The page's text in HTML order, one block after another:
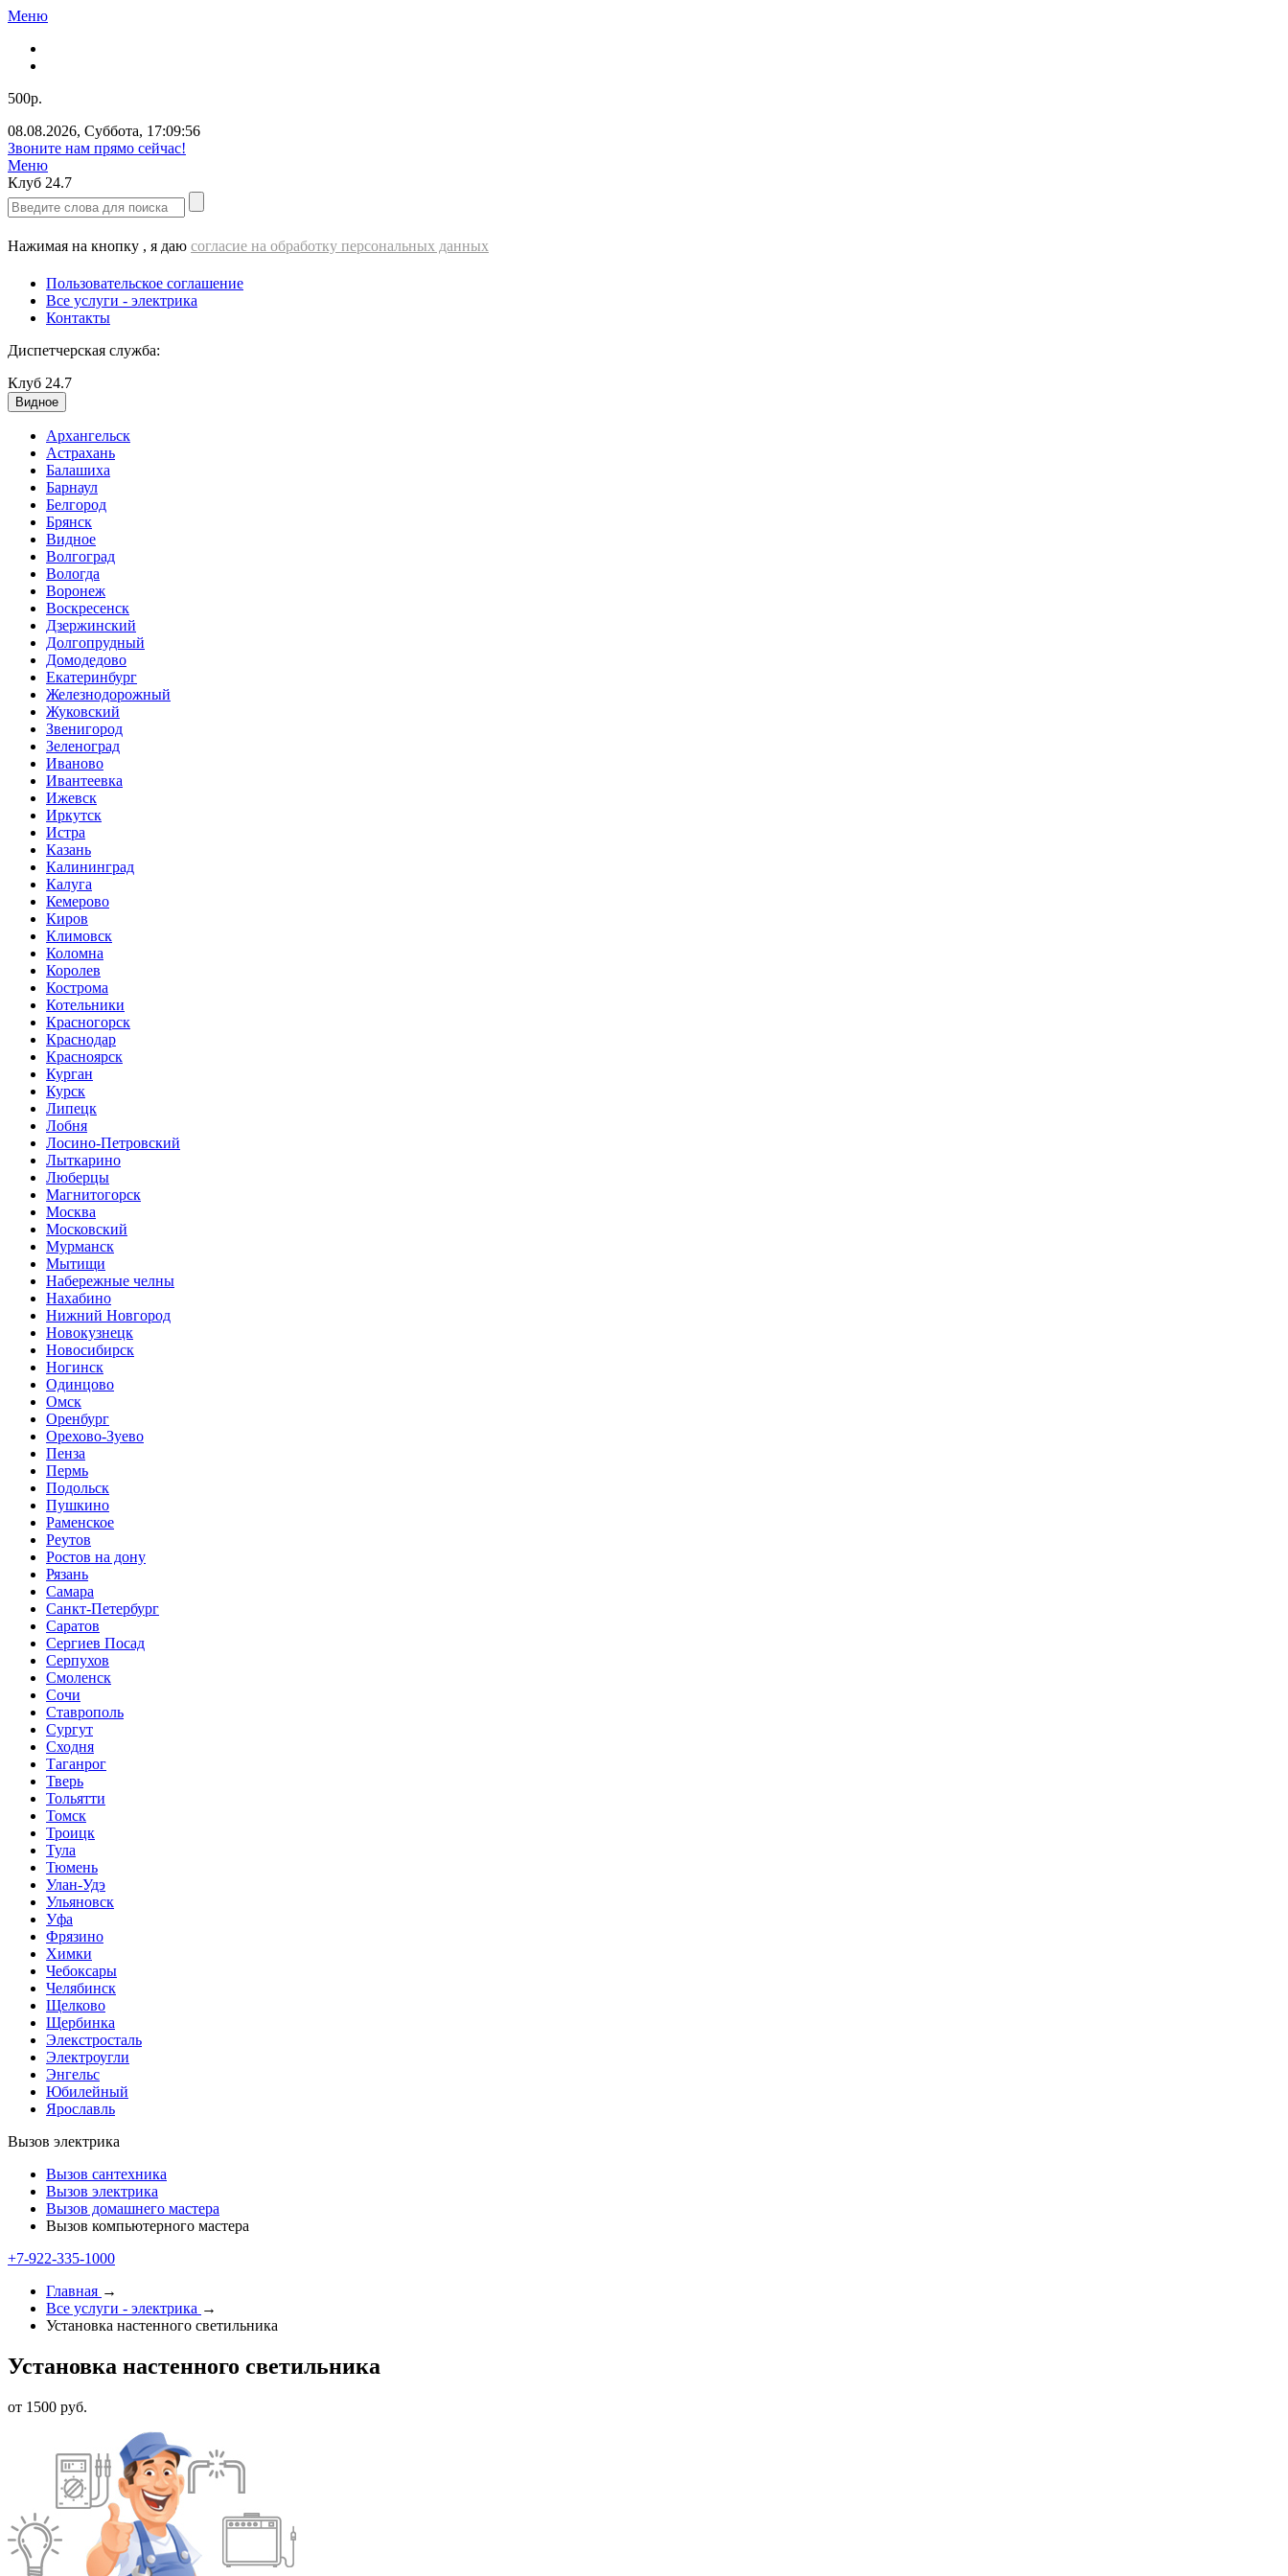
Меню
500р.
08.08.2026, Суббота, 17:09:56
Звоните нам прямо сейчас!
Меню
Клуб 24.7
Нажимая на кнопку , я даю согласие на обработку персональных данных
Пользовательское соглашение
Все услуги - электрика
Контакты
Диспетчерская служба:
Клуб 24.7
Видное
Архангельск
Астрахань
Балашиха
Барнаул
Белгород
Брянск
Видное
Волгоград
Вологда
Воронеж
Воскресенск
Дзержинский
Долгопрудный
Домодедово
Екатеринбург
Железнодорожный
Жуковский
Звенигород
Зеленоград
Иваново
Ивантеевка
Ижевск
Иркутск
Истра
Казань
Калининград
Калуга
Кемерово
Киров
Климовск
Коломна
Королев
Кострома
Котельники
Красногорск
Краснодар
Красноярск
Курган
Курск
Липецк
Лобня
Лосино-Петровский
Лыткарино
Люберцы
Магнитогорск
Москва
Московский
Мурманск
Мытищи
Набережные челны
Нахабино
Нижний Новгород
Новокузнецк
Новосибирск
Ногинск
Одинцово
Омск
Оренбург
Орехово-Зуево
Пенза
Пермь
Подольск
Пушкино
Раменское
Реутов
Ростов на дону
Рязань
Самара
Санкт-Петербург
Саратов
Сергиев Посад
Серпухов
Смоленск
Сочи
Ставрополь
Сургут
Сходня
Таганрог
Тверь
Тольятти
Томск
Троицк
Тула
Тюмень
Улан-Удэ
Ульяновск
Уфа
Фрязино
Химки
Чебоксары
Челябинск
Щелково
Щербинка
Элекстросталь
Электроугли
Энгельс
Юбилейный
Ярославль
Вызов электрика
Вызов сантехника
Вызов электрика
Вызов домашнего мастера
Вызов компьютерного мастера
+7-922-335-1000
Главная →
Все услуги - электрика →
Установка настенного светильника
Установка настенного светильника
от 1500 руб.